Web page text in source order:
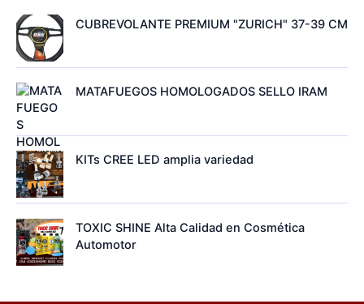
CUBREVOLANTE PREMIUM "ZURICH" 37-39 CM
MATAFUEGOS HOMOLOGADOS SELLO IRAM
KITs CREE LED amplia variedad
TOXIC SHINE Alta Calidad en Cosmética
Automotor